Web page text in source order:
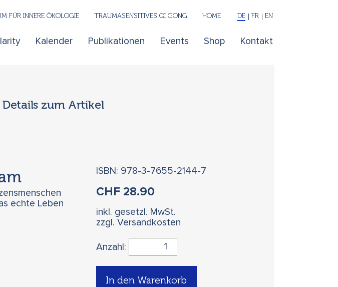
Kalender Publikationen Events Shop Kontakt
FÜR INNERE ÖKOLOGIE TRAUMASENSITIVES QI GONG HOME DE FR EN
zum Artikel
echte Leben
ISBN: 978-3-7655-2144-7
CHF 28.90
inkl. gesetzl. MwSt.
zzgl. Versandkosten
Anzahl:
In den Warenkorb